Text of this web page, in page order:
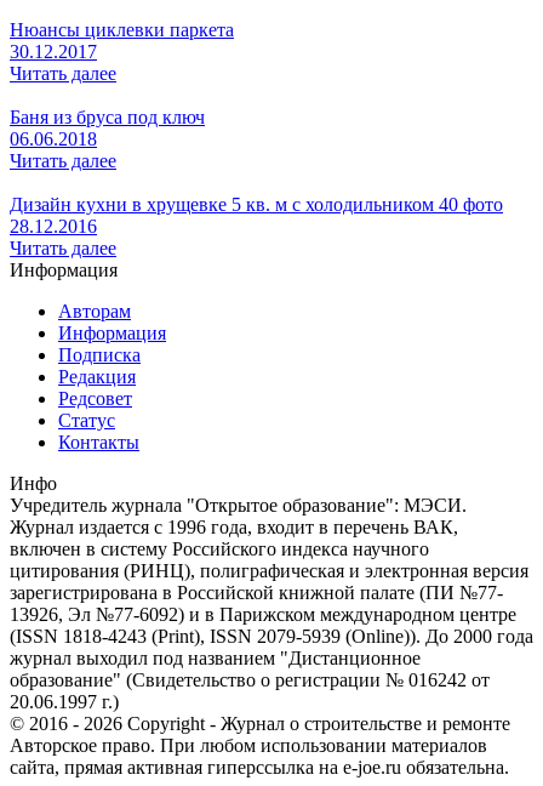
Нюансы циклевки паркета
30.12.2017
Читать далее
Баня из бруса под ключ
06.06.2018
Читать далее
Дизайн кухни в хрущевке 5 кв. м с холодильником 40 фото
28.12.2016
Читать далее
Информация
Авторам
Информация
Подписка
Редакция
Редсовет
Статус
Контакты
Инфо
Учредитель журнала "Открытое образование": МЭСИ.
Журнал издается с 1996 года, входит в перечень ВАК,
включен в систему Российского индекса научного
цитирования (РИНЦ), полиграфическая и электронная версия
зарегистрирована в Российской книжной палате (ПИ №77-
13926, Эл №77-6092) и в Парижском международном центре
(ISSN 1818-4243 (Print), ISSN 2079-5939 (Online)). До 2000 года
журнал выходил под названием "Дистанционное
образование" (Свидетельство о регистрации № 016242 от
20.06.1997 г.)
© 2016 - 2026 Copyright - Журнал о строительстве и ремонте
Авторское право. При любом использовании материалов
сайта, прямая активная гиперссылка на e-joe.ru обязательна.